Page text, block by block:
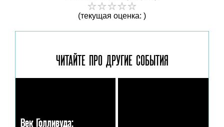
(текущая оценка: )
ЧИТАЙТЕ ПРО ДРУГИЕ СОБЫТИЯ
Век Голливуда: